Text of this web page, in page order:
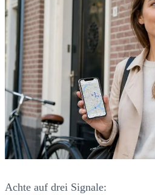
Achte auf drei Signale: